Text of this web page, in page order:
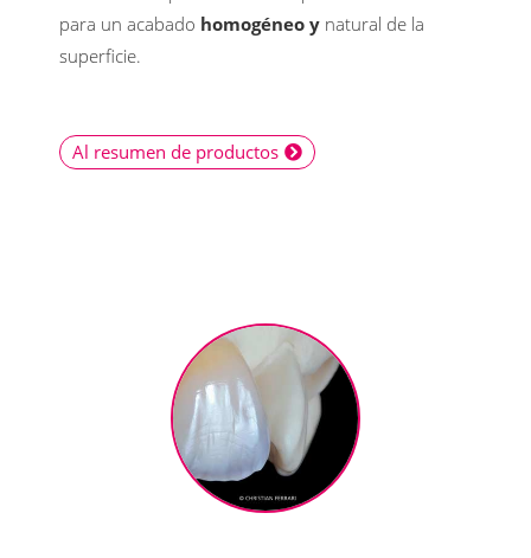
para un acabado homogéneo y natural de la
superficie.
Al resumen de productos